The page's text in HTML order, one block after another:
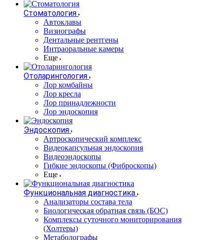
Стоматология
Автоклавы
Визиографы
Дентальные рентгены
Интраоральные камеры
Еще
Отоларингология
Лор комбайны
Лор кресла
Лор принадлежности
Лор эндоскопия
Эндоскопия
Артроскопический комплекс
Видеокапсульная эндоскопия
Видеоэндоскопы
Гибкие эндоскопы (Фиброcкопы)
Еще
Функциональная диагностика
Анализаторы состава тела
Биологическая обратная связь (БОС)
Комплексы суточного мониторирования
(Холтеры)
Метаболографы